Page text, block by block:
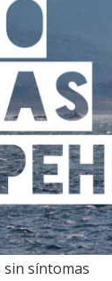
síntomas